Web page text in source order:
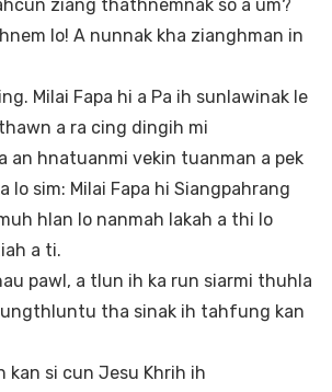
ziang thathnemnak so a um?
lo! A nunnak kha zianghman in
Milai Fapa hi a Pa ih sunlawinak le
a ra cing dingih mi
an hnatuanmi vekin tuanman a pek
lo sim: Milai Fapa hi Siangpahrang
hlan lo nanmah lakah a thi lo
a ti.
pawl, a tlun ih ka run siarmi thuhla
tha sinak ih tahfung kan
kan si cun Jesu Khrih ih